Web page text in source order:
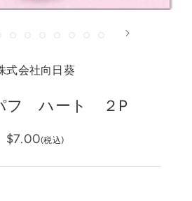
式会社向日葵
フ ハート ２P
$7.00(税込)